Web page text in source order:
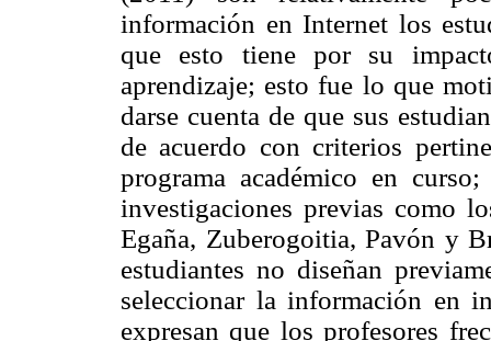
información en Internet los
que esto tiene por su
aprendizaje; esto fue lo que
darse cuenta de que sus
de acuerdo con criterios
programa académico en
investigaciones previas como
Egaña, Zuberogoitia, Pavón y
estudiantes no diseñan
seleccionar la información en
expresan que los profesores